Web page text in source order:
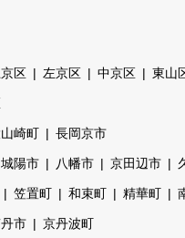
京区 左京区 中京区 東山
崎町 長岡京市
城陽市 八幡市 京田辺市
笠置町 和束町 精華町
市 京丹波町